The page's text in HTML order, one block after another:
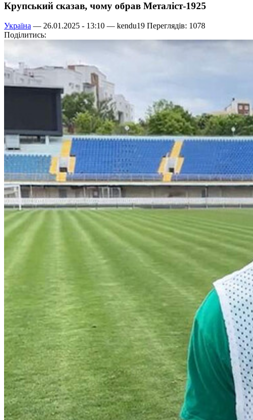
Крупський сказав, чому обрав Металіст-1925
Україна — 26.01.2025 - 13:10 — kendu19 Переглядів: 1078
Поділитись: